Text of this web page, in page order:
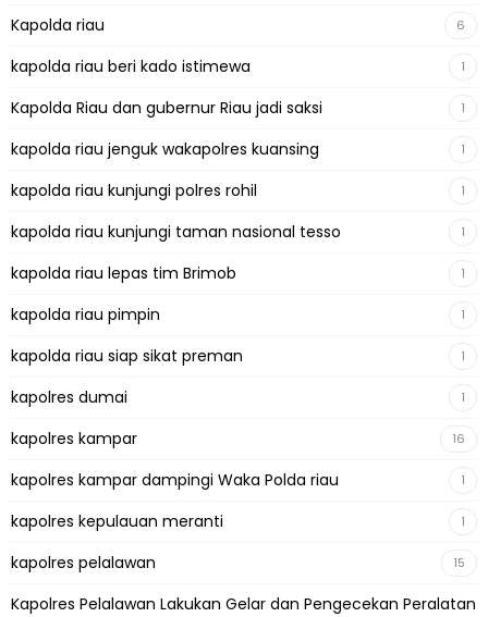
Kapolda riau 6
kapolda riau beri kado istimewa 1
Kapolda Riau dan gubernur Riau jadi saksi 1
kapolda riau jenguk wakapolres kuansing 1
kapolda riau kunjungi polres rohil 1
kapolda riau kunjungi taman nasional tesso 1
kapolda riau lepas tim Brimob 1
kapolda riau pimpin 1
kapolda riau siap sikat preman 1
kapolres dumai 1
kapolres kampar 16
kapolres kampar dampingi Waka Polda riau 1
kapolres kepulauan meranti 1
kapolres pelalawan 15
Kapolres Pelalawan Lakukan Gelar dan Pengecekan Peralatan